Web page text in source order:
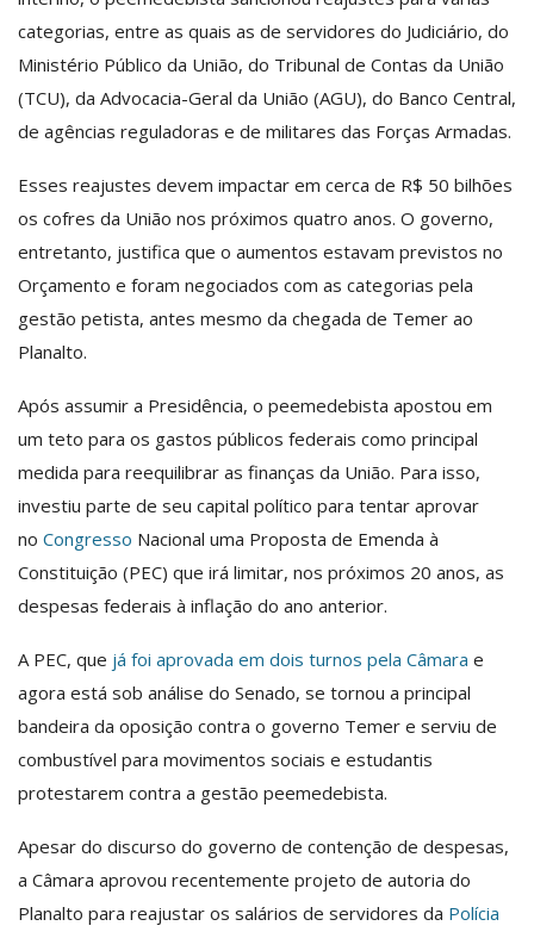
categorias, entre as quais as de servidores do Judiciário, do
Ministério Público da União, do Tribunal de Contas da União
(TCU), da Advocacia-Geral da União (AGU), do Banco Central,
de agências reguladoras e de militares das Forças Armadas.
Esses reajustes devem impactar em cerca de R$ 50 bilhões
os cofres da União nos próximos quatro anos. O governo,
entretanto, justifica que o aumentos estavam previstos no
Orçamento e foram negociados com as categorias pela
gestão petista, antes mesmo da chegada de Temer ao
Planalto.
Após assumir a Presidência, o peemedebista apostou em
um teto para os gastos públicos federais como principal
medida para reequilibrar as finanças da União. Para isso,
investiu parte de seu capital político para tentar aprovar
no Congresso Nacional uma Proposta de Emenda à
Constituição (PEC) que irá limitar, nos próximos 20 anos, as
despesas federais à inflação do ano anterior.
A PEC, que já foi aprovada em dois turnos pela Câmara e
agora está sob análise do Senado, se tornou a principal
bandeira da oposição contra o governo Temer e serviu de
combustível para movimentos sociais e estudantis
protestarem contra a gestão peemedebista.
Apesar do discurso do governo de contenção de despesas,
a Câmara aprovou recentemente projeto de autoria do
Planalto para reajustar os salários de servidores da Polícia